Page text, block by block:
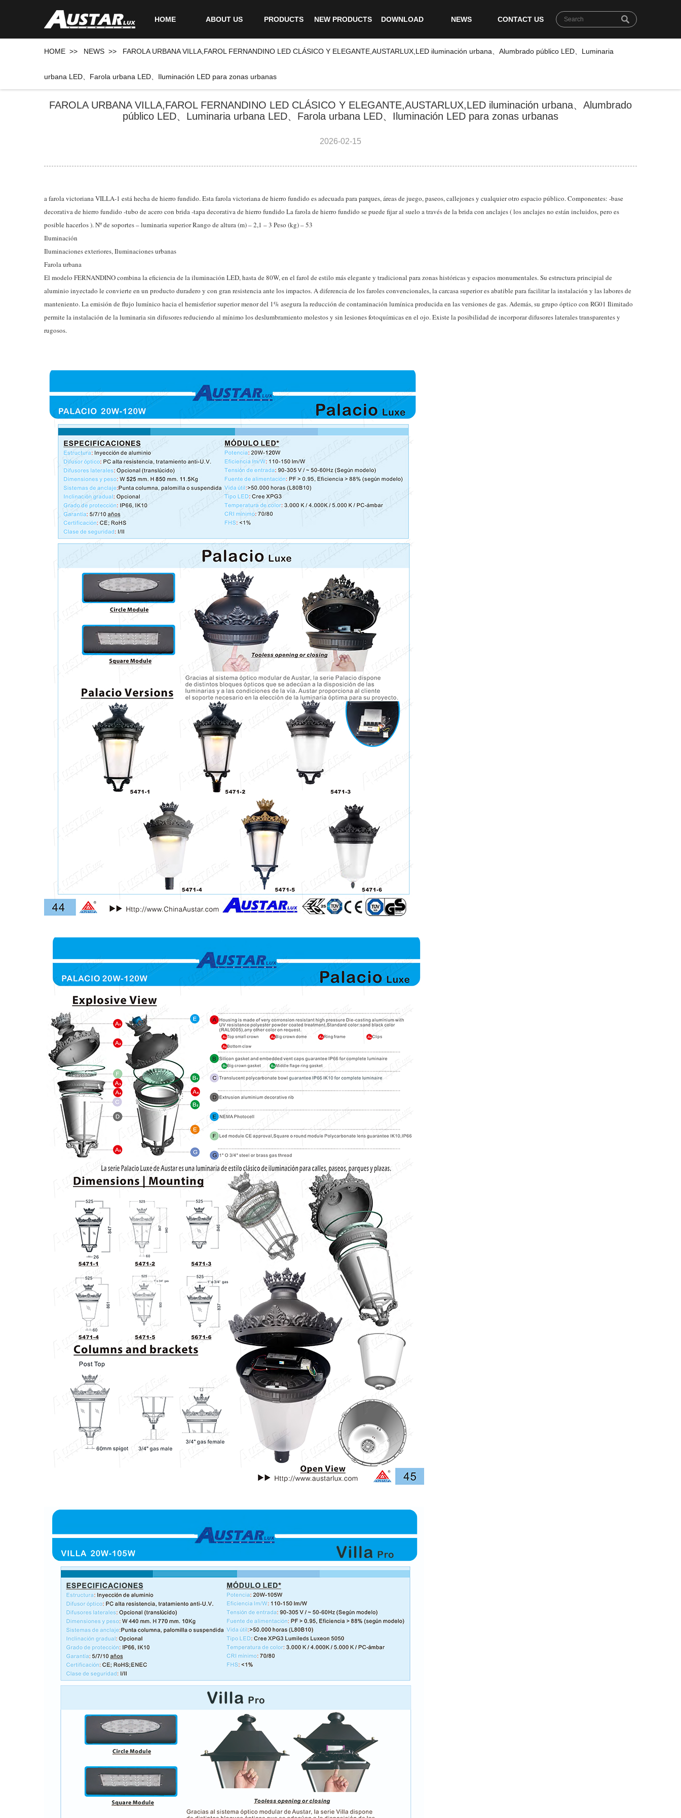
HOME ABOUT US PRODUCTS NEW PRODUCTS DOWNLOAD NEWS CONTACT US
HOME >> NEWS >> FAROLA URBANA VILLA,FAROL FERNANDINO LED CLÁSICO Y ELEGANTE,AUSTARLUX,LED iluminación urbana、Alumbrado público LED、Luminaria
urbana LED、Farola urbana LED、Iluminación LED para zonas urbanas
FAROLA URBANA VILLA,FAROL FERNANDINO LED CLÁSICO Y ELEGANTE,AUSTARLUX,LED iluminación urbana、Alumbrado
público LED、Luminaria urbana LED、Farola urbana LED、Iluminación LED para zonas urbanas
2026-02-15
a farola victoriana VILLA-1 está hecha de hierro fundido. Esta farola victoriana de hierro fundido es adecuada para parques, áreas de juego, paseos, callejones y cualquier otro espacio público. Componentes: -base
decorativa de hierro fundido -tubo de acero con brida -tapa decorativa de hierro fundido La farola de hierro fundido se puede fijar al suelo a través de la brida con anclajes ( los anclajes no están incluidos, pero es
posible hacerlos ). Nº de soportes – luminaria superior Rango de altura (m) – 2,1 – 3 Peso (kg) – 53
Iluminación
Iluminaciones exteriores, Iluminaciones urbanas
Farola urbana
El modelo FERNANDINO combina la eficiencia de la iluminación LED, hasta de 80W, en el farol de estilo más elegante y tradicional para zonas históricas y espacios monumentales. Su estructura principial de
aluminio inyectado le convierte en un producto duradero y con gran resistencia ante los impactos. A diferencia de los faroles convencionales, la carcasa superior es abatible para facilitar la instalación y las labores de
manteniento. La emisión de flujo lumínico hacia el hemisferior superior menor del 1% asegura la reducción de contaminación lumínica producida en las versiones de gas. Además, su grupo óptico con RG01 Ilimitado
permite la instalación de la luminaria sin difusores reduciendo al mínimo los deslumbramiento molestos y sin lesiones fotoquímicas en el ojo. Existe la posibilidad de incorporar difusores laterales transparentes y
rugosos.